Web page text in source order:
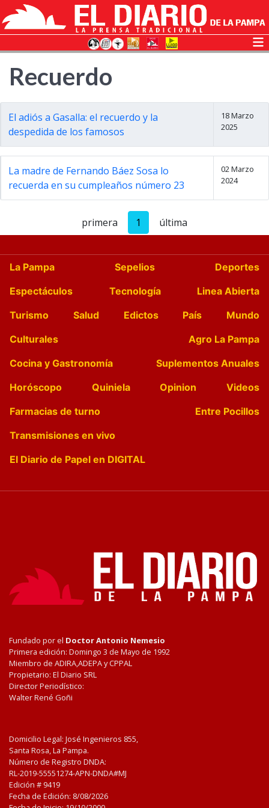
Recuerdo
El adiós a Gasalla: el recuerdo y la
despedida de los famosos
18 Marzo
2025
La madre de Fernando Báez Sosa lo
recuerda en su cumpleaños número 23
02 Marzo
2024
primera 1 última
La Pampa Sepelios
Deportes
Espectáculos
Tecnología
Linea Abierta
Turismo
Salud Edictos País
Mundo
Culturales
Agro La Pampa
Cocina y Gastronomía
Suplementos Anuales
Horóscopo
Quiniela Opinion
Videos
Farmacias de turno
Entre Pocillos
Transmisiones en vivo
El Diario de Papel en DIGITAL
Fundado por el Doctor Antonio Nemesio
Primera edición: Domingo 3 de Mayo de 1992
Miembro de ADIRA,ADEPA y CPPAL
Propietario: El Diario SRL
Director Periodístico:
Walter René Goñi
Domicilio Legal: José Ingenieros 855,
Santa Rosa, La Pampa.
Número de Registro DNDA:
RL-2019-55551274-APN-DNDA#MJ
Edición # 9419
Fecha de Edición: 8/08/2026